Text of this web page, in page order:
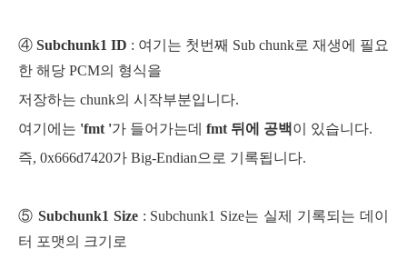
④ Subchunk1 ID : 여기는 첫번째 Sub chunk로 재생에 필요
한 해당 PCM의 형식을
저장하는 chunk의 시작부분입니다.
여기에는 'fmt '가 들어가는데 fmt 뒤에 공백이 있습니다.
즉, 0x666d7420가 Big-Endian으로 기록됩니다.
⑤ Subchunk1 Size: Subchunk1 Size는 실제 기록되는 데이
터 포맷의 크기로